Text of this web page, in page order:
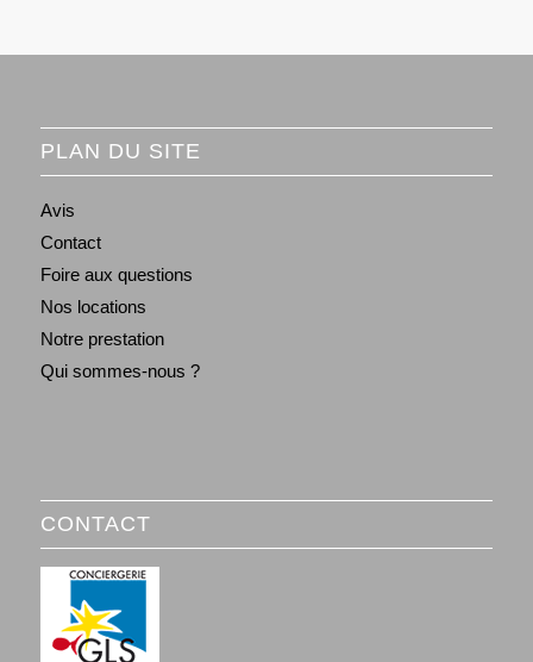
PLAN DU SITE
Avis
Contact
Foire aux questions
Nos locations
Notre prestation
Qui sommes-nous ?
CONTACT